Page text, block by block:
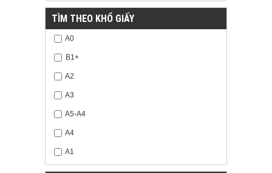
TÌM THEO KHỔ GIẤY
A0
B1+
A2
A3
A5-A4
A4
A1